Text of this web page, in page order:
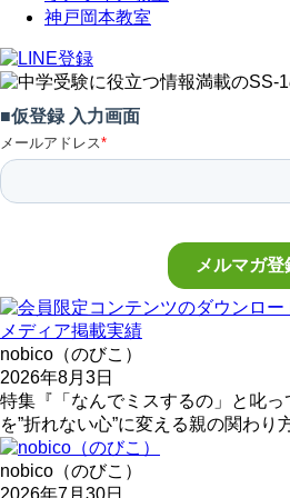
神戸岡本教室
メディア掲載実績
nobico（のびこ）
2026年8月3日
特集『「なんでミスするの」と叱
を”折れない心”に変える親の関わり
nobico（のびこ）
2026年7月30日